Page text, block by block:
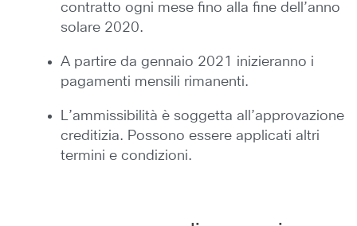
contratto ogni mese fino alla fine dell’anno
solare 2020.
A partire da gennaio 2021 inizieranno i
pagamenti mensili rimanenti.
L’ammissibilità è soggetta all’approvazione
creditizia. Possono essere applicati altri
termini e condizioni.